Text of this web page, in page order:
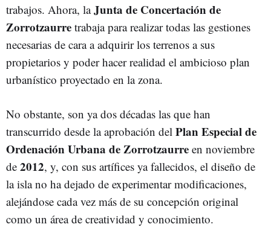
trabajos. Ahora, laJunta de Concertación de
Zorrotzaurre trabaja para realizar todas las gestiones
necesarias de cara a adquirir los terrenos a sus
propietarios y poder hacer realidad el ambicioso plan
urbanístico proyectado en la zona.
No obstante, son ya dos décadas las que han
transcurrido desde la aprobación del Plan Especial de
Ordenación Urbana de Zorrotzaurre en noviembre
de 2012, y, con sus artífices ya fallecidos, el diseño de
la isla no ha dejado de experimentar modificaciones,
alejándose cada vez más de su concepción original
como un área de creatividad y conocimiento.